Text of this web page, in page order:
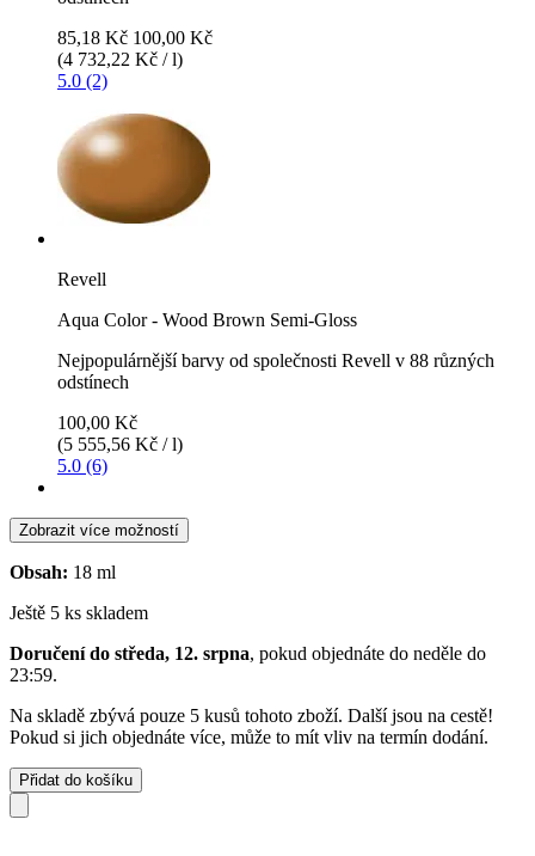
85,18 Kč 100,00 Kč
(4 732,22 Kč / l)
5.0 (2)
Revell
Aqua Color - Wood Brown Semi-Gloss
Nejpopulárnější barvy od společnosti Revell v 88 různých
odstínech
100,00 Kč
(5 555,56 Kč / l)
5.0 (6)
Zobrazit více možností
Obsah: 18 ml
Ještě 5 ks skladem
Doručení do středa, 12. srpna, pokud objednáte do neděle do
23:59.
Na skladě zbývá pouze 5 kusů tohoto zboží. Další jsou na cestě!
Pokud si jich objednáte více, může to mít vliv na termín dodání.
Přidat do košíku